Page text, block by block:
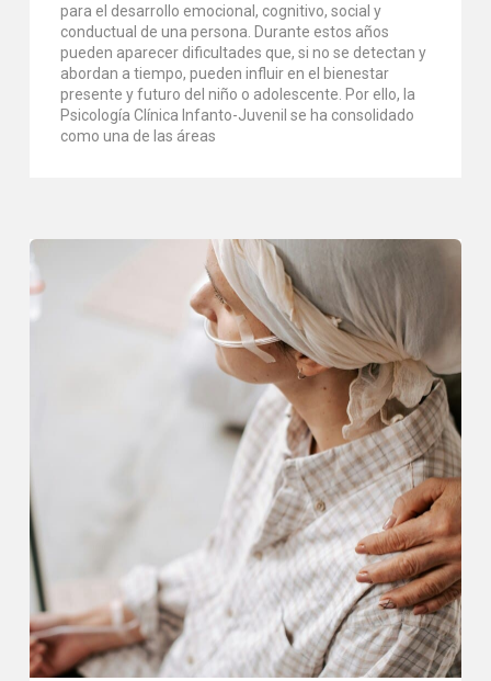
para el desarrollo emocional, cognitivo, social y
conductual de una persona. Durante estos años
pueden aparecer dificultades que, si no se detectan y
abordan a tiempo, pueden influir en el bienestar
presente y futuro del niño o adolescente. Por ello, la
Psicología Clínica Infanto-Juvenil se ha consolidado
como una de las áreas